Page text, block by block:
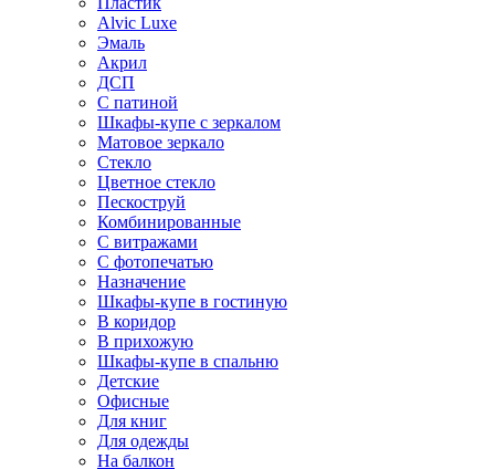
Alvic Luxe
Эмаль
Акрил
ДСП
С патиной
Шкафы-купе с зеркалом
Матовое зеркало
Стекло
Цветное стекло
Пескоструй
Комбинированные
С витражами
С фотопечатью
Назначение
Шкафы-купе в гостиную
В коридор
В прихожую
Шкафы-купе в спальню
Детские
Офисные
Для книг
Для одежды
На балкон